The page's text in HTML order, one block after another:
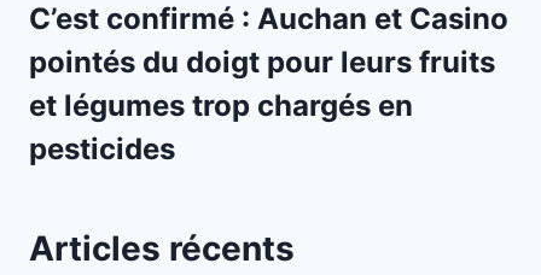
C’est confirmé : Auchan et Casino
pointés du doigt pour leurs fruits
et légumes trop chargés en
pesticides
Articles récents